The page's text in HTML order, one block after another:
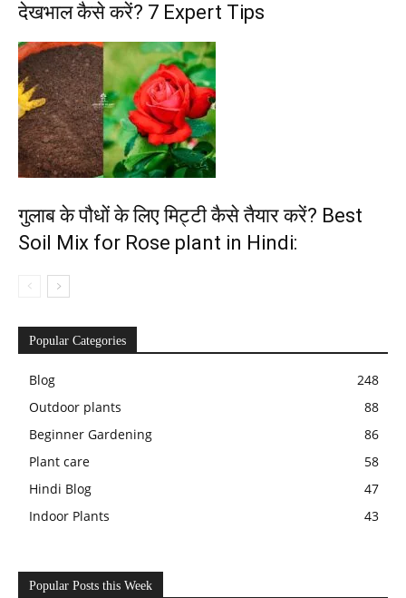
देखभाल कैसे करें? 7 Expert Tips
गुलाब के पौधों के लिए मिट्टी कैसे तैयार करें? Best
Soil Mix for Rose plant in Hindi:
Popular Categories
Blog
248
Outdoor plants
88
Beginner Gardening
86
Plant care
58
Hindi Blog
47
Indoor Plants
43
Popular Posts this Week